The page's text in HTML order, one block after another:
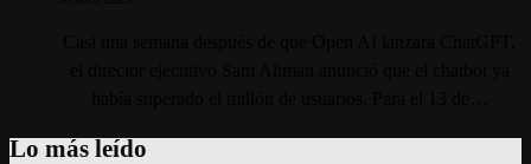
Lo más leído